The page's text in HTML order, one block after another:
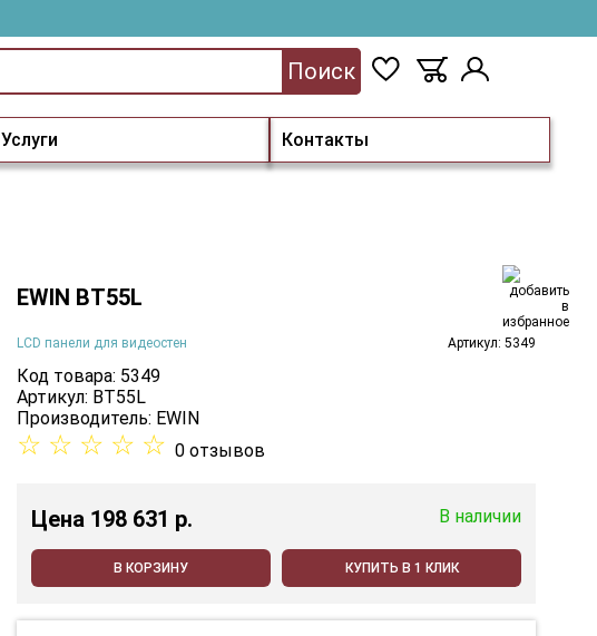
Услуги Контакты
Поиск
EWIN BT55L
LCD панели для видеостен Артикул: 5349
Код товара: 5349
Артикул: BT55L
Производитель: EWIN
☆ ☆ ☆ ☆ ☆ 0 отзывов
Цена 198 631 p. В наличии
В КОРЗИНУ КУПИТЬ В 1 КЛИК